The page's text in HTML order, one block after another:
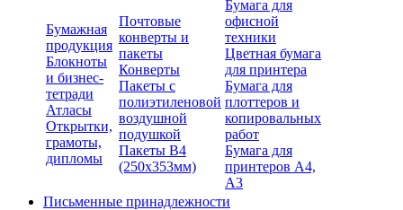
Бумажная
продукция
Блокноты
и бизнес-
тетради
Атласы
Открытки,
грамоты,
дипломы
Почтовые
конверты и
пакеты
Конверты
Пакеты с
полиэтиленовой
воздушной
подушкой
Пакеты В4
(250х353мм)
Бумага для
офисной
техники
Цветная бумага
для принтера
Бумага для
плоттеров и
копировальных
работ
Бумага для
принтеров А4,
А3
Письменные принадлежности